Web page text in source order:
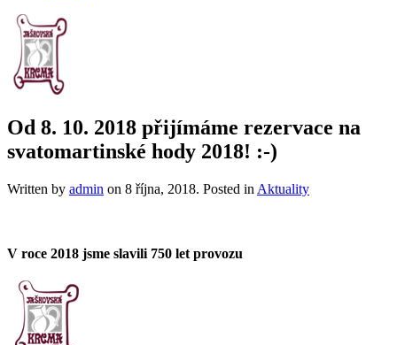
Od 8. 10. 2018 přijímáme rezervace na
svatomartinské hody 2018! :-)
Written by admin on 8 října, 2018. Posted in Aktuality
V roce 2018 jsme slavili 750 let provozu